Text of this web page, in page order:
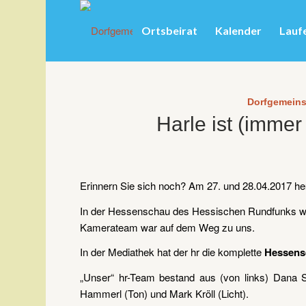
Ortsbeirat Kalender
Harle ist
Erinnern Sie sich noch? Am 27. und 28.04.2017
In der Hessenschau des Hessischen Rundfunks
Kamerateam war auf dem Weg zu uns.
In der Mediathek hat der hr die komplette
„Unser“ hr-Team bestand aus (von links)
Hammerl (Ton) und Mark Kröll (Licht).